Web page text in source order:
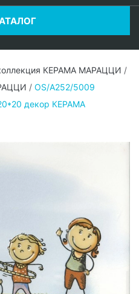
КЕРАМА МАРАЦЦИ /
/ OS/A252/5009
декор КЕРАМА